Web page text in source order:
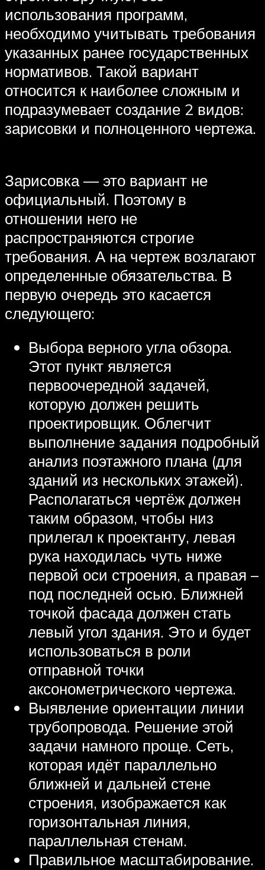
использования программ,
необходимо учитывать требования
указанных ранее государственных
нормативов. Такой вариант
относится к наиболее сложным и
подразумевает создание 2 видов:
зарисовки и полноценного чертежа.
Зарисовка — это вариант не
официальный. Поэтому в
отношении него не
распространяются строгие
требования. А на чертеж возлагают
определенные обязательства. В
первую очередь это касается
следующего:
Выбора верного угла обзора.
Этот пункт является
первоочередной задачей,
которую должен решить
проектировщик. Облегчит
выполнение задания подробный
анализ поэтажного плана (для
зданий из нескольких этажей).
Располагаться чертёж должен
таким образом, чтобы низ
прилегал к проектанту, левая
рука находилась чуть ниже
первой оси строения, а правая –
под последней осью. Ближней
точкой фасада должен стать
левый угол здания. Это и будет
использоваться в роли
отправной точки
аксонометрического чертежа.
Выявление ориентации линии
трубопровода. Решение этой
задачи намного проще. Сеть,
которая идёт параллельно
ближней и дальней стене
строения, изображается как
горизонтальная линия,
параллельная стенам.
Правильное масштабирование.